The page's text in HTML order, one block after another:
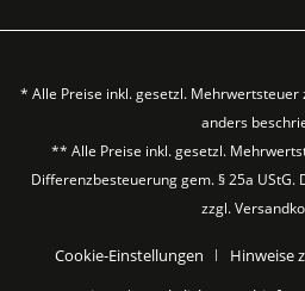
* Alle Preise inkl. gesetzl. Mehrwertsteuer
anders
** Alle Preise inkl. gesetzl.
Differenzbesteuerung gem. § 25a UStG.
zzgl.
Cookie-Einstellungen
Hinweise